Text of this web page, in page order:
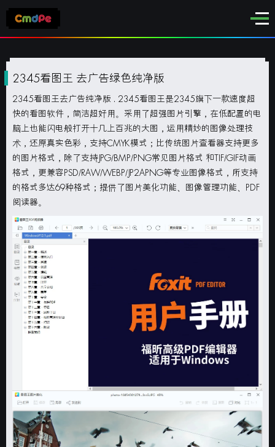
2345看图王 去广告绿色纯净版
2345看图王去广告纯净版 . 2345看图王是2345旗下一款速度超
快的看图软件，简洁超好用。采用了超强图片引擎，在低配置的电
脑上也能闪电般打开十几上百兆的大图，运用精妙的图像处理技
术，还原真实色彩，支持CMYK模式；比传统图片查看器支持更多
的图片格式，除了支持JPG/BMP/PNG常见图片格式 和TIF/GIF动画
格式，更兼容PSD/RAW/WEBP/JP2APNG等专业图像格式，所支持
的格式多达69种格式；提供了图片美化功能、图像管理功能、PDF
阅读器。